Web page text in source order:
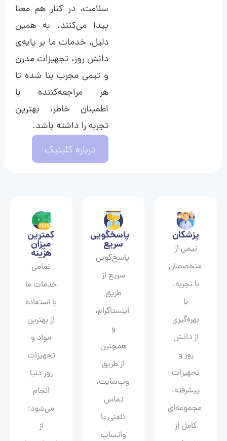
سلامت، در کنار هم معنا
پیدا می‌کنند. به همین
دلیل، خدمات ما بر پایه‌ی
دانش روز، تجهیزات مدرن
و تیمی مجرب بنا شده تا
هر مراجعه‌کننده با
اطمینان خاطر، بهترین
تجربه را داشته باشد.
درباره کلینیک
پزشکان
تیمی از
متخصصان
با تجربه،
با
بهره‌گیری
از دانش
روز و
تجهیزات
پیشرفته،
مجموعه‌ای
کامل از
پاسخگویی
سریع
پاسخ‌گویی
سریع از
طریق
اینستاگرام،
و
همچنین
از طریق
وب‌سایت،
تماس
تلفنی یا
واتساپ
کمترین
میزان
هزینه
تمامی
خدمات ما
با استفاده
از بهترین
مواد و
تجهیزات
روز دنیا
انجام
می‌شود؛
از